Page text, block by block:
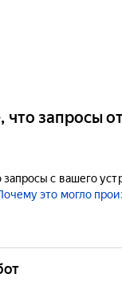
что запросы
с вашего
это могло